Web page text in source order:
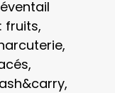
fruits,